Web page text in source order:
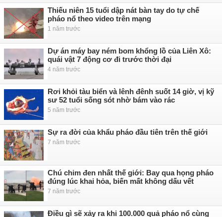
Thiếu niên 15 tuổi dập nát bàn tay do tự chế
pháo nổ theo video trên mạng
1 năm trước
Dự án máy bay ném bom khổng lồ của Liên Xô:
quái vật 7 động cơ đi trước thời đại
4 năm trước
Rơi khỏi tàu biển và lênh đênh suốt 14 giờ, vị kỹ
sư 52 tuổi sống sót nhờ bám vào rác
5 năm trước
Sự ra đời của khẩu pháo đầu tiên trên thế giới
7 năm trước
Chú chim đen nhất thế giới: Bay qua họng pháo
đúng lúc khai hỏa, biến mất không dấu vết
7 năm trước
Điều gì sẽ xảy ra khi 100.000 quả pháo nổ cùng